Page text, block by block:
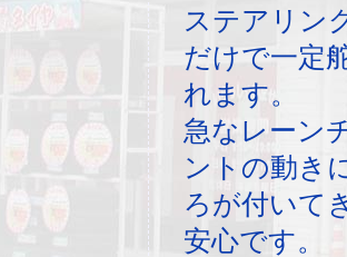
ステアリン
だけで一定
れます。
急なレーン
ントの動き
ろが付いて
安心です。